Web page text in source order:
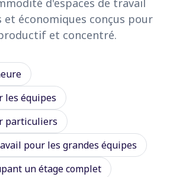
d'espaces de travail
économiques conçus pour
et concentré.
les équipes
particuliers
pour les grandes équipes
un étage complet